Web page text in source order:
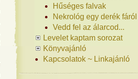
Hűséges falvak
Nekrológ egy derék fáról
Vedd fel az álarcod...
Levelet kaptam sorozat
Könyvajánló
Kapcsolatok ~ Linkajánló